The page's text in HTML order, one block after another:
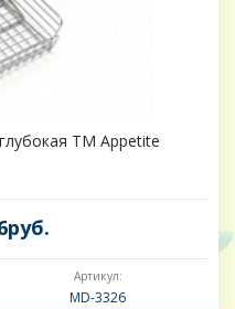
ТМ Appetite
Артикул:
MD-3326